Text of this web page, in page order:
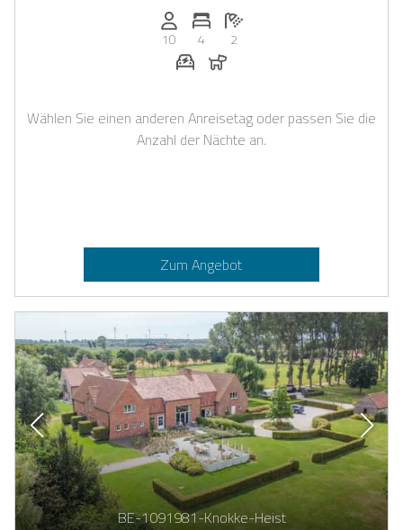
Anzahl der Personen: 10
10
Anzahl der Schlafzimmer: 4
4
Anzahl der Badezimmer: 2
2
E-Auto Ladestation auf Anfrage
Hunde erlaubt
Wählen Sie einen anderen Anreisetag oder passen Sie die
Anzahl der Nächte an.
Zum Angebot
BE-1091981-Knokke-Heist